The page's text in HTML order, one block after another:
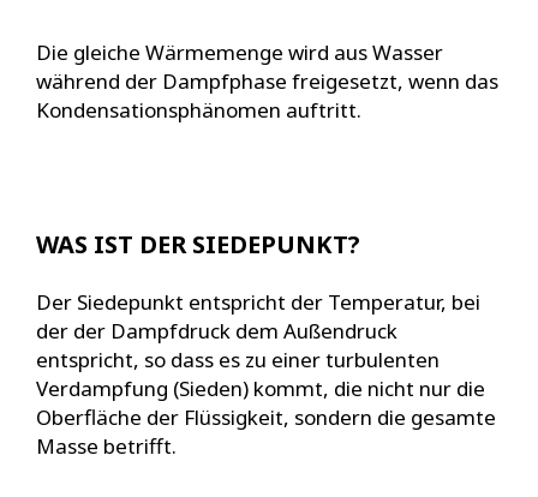
Die gleiche Wärmemenge wird aus Wasser
während der Dampfphase freigesetzt, wenn das
Kondensationsphänomen auftritt.
WAS IST DER SIEDEPUNKT?
Der Siedepunkt entspricht der Temperatur, bei
der der Dampfdruck dem Außendruck
entspricht, so dass es zu einer turbulenten
Verdampfung (Sieden) kommt, die nicht nur die
Oberfläche der Flüssigkeit, sondern die gesamte
Masse betrifft.